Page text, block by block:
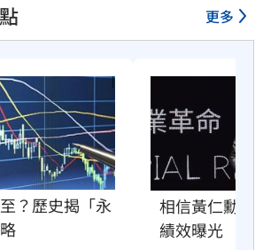
更多
？歷史揭「永
相信黃仁勳？
績效曝光